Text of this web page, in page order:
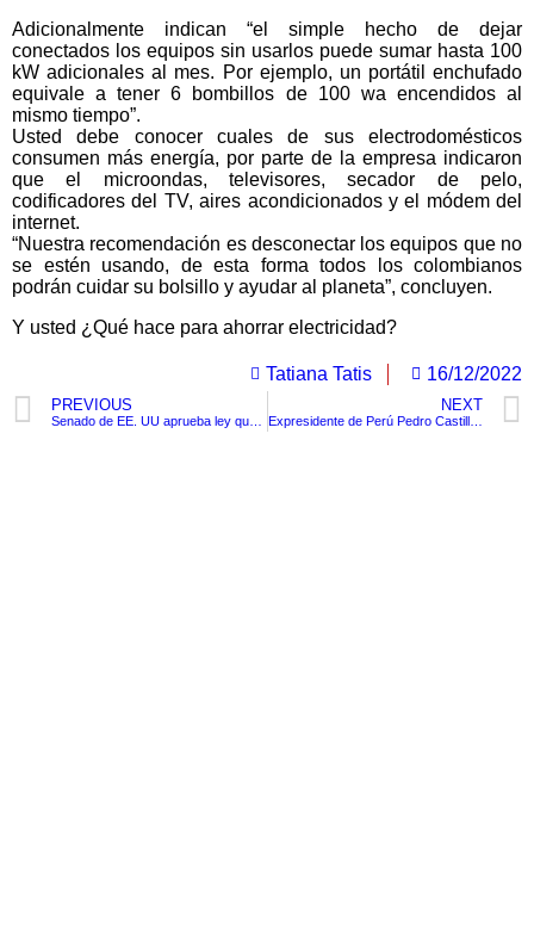
Adicionalmente indican “el simple hecho de dejar
conectados los equipos sin usarlos puede sumar hasta 100
kW adicionales al mes. Por ejemplo, un portátil enchufado
equivale a tener 6 bombillos de 100 wa encendidos al
mismo tiempo”.
Usted debe conocer cuales de sus electrodomésticos
consumen más energía, por parte de la empresa indicaron
que el microondas, televisores, secador de pelo,
codificadores del TV, aires acondicionados y el módem del
internet.
“Nuestra recomendación es desconectar los equipos que no
se estén usando, de esta forma todos los colombianos
podrán cuidar su bolsillo y ayudar al planeta”, concluyen.
Y usted ¿Qué hace para ahorrar electricidad?
Tatiana Tatis 16/12/2022
PREVIOUS NEXT
Expresidente de Perú Pedro Castillo estará en prisión por 18 meses